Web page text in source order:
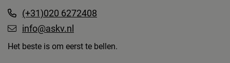
(+31)020 6272408
info@askv.nl
Het beste is om eerst te bellen.